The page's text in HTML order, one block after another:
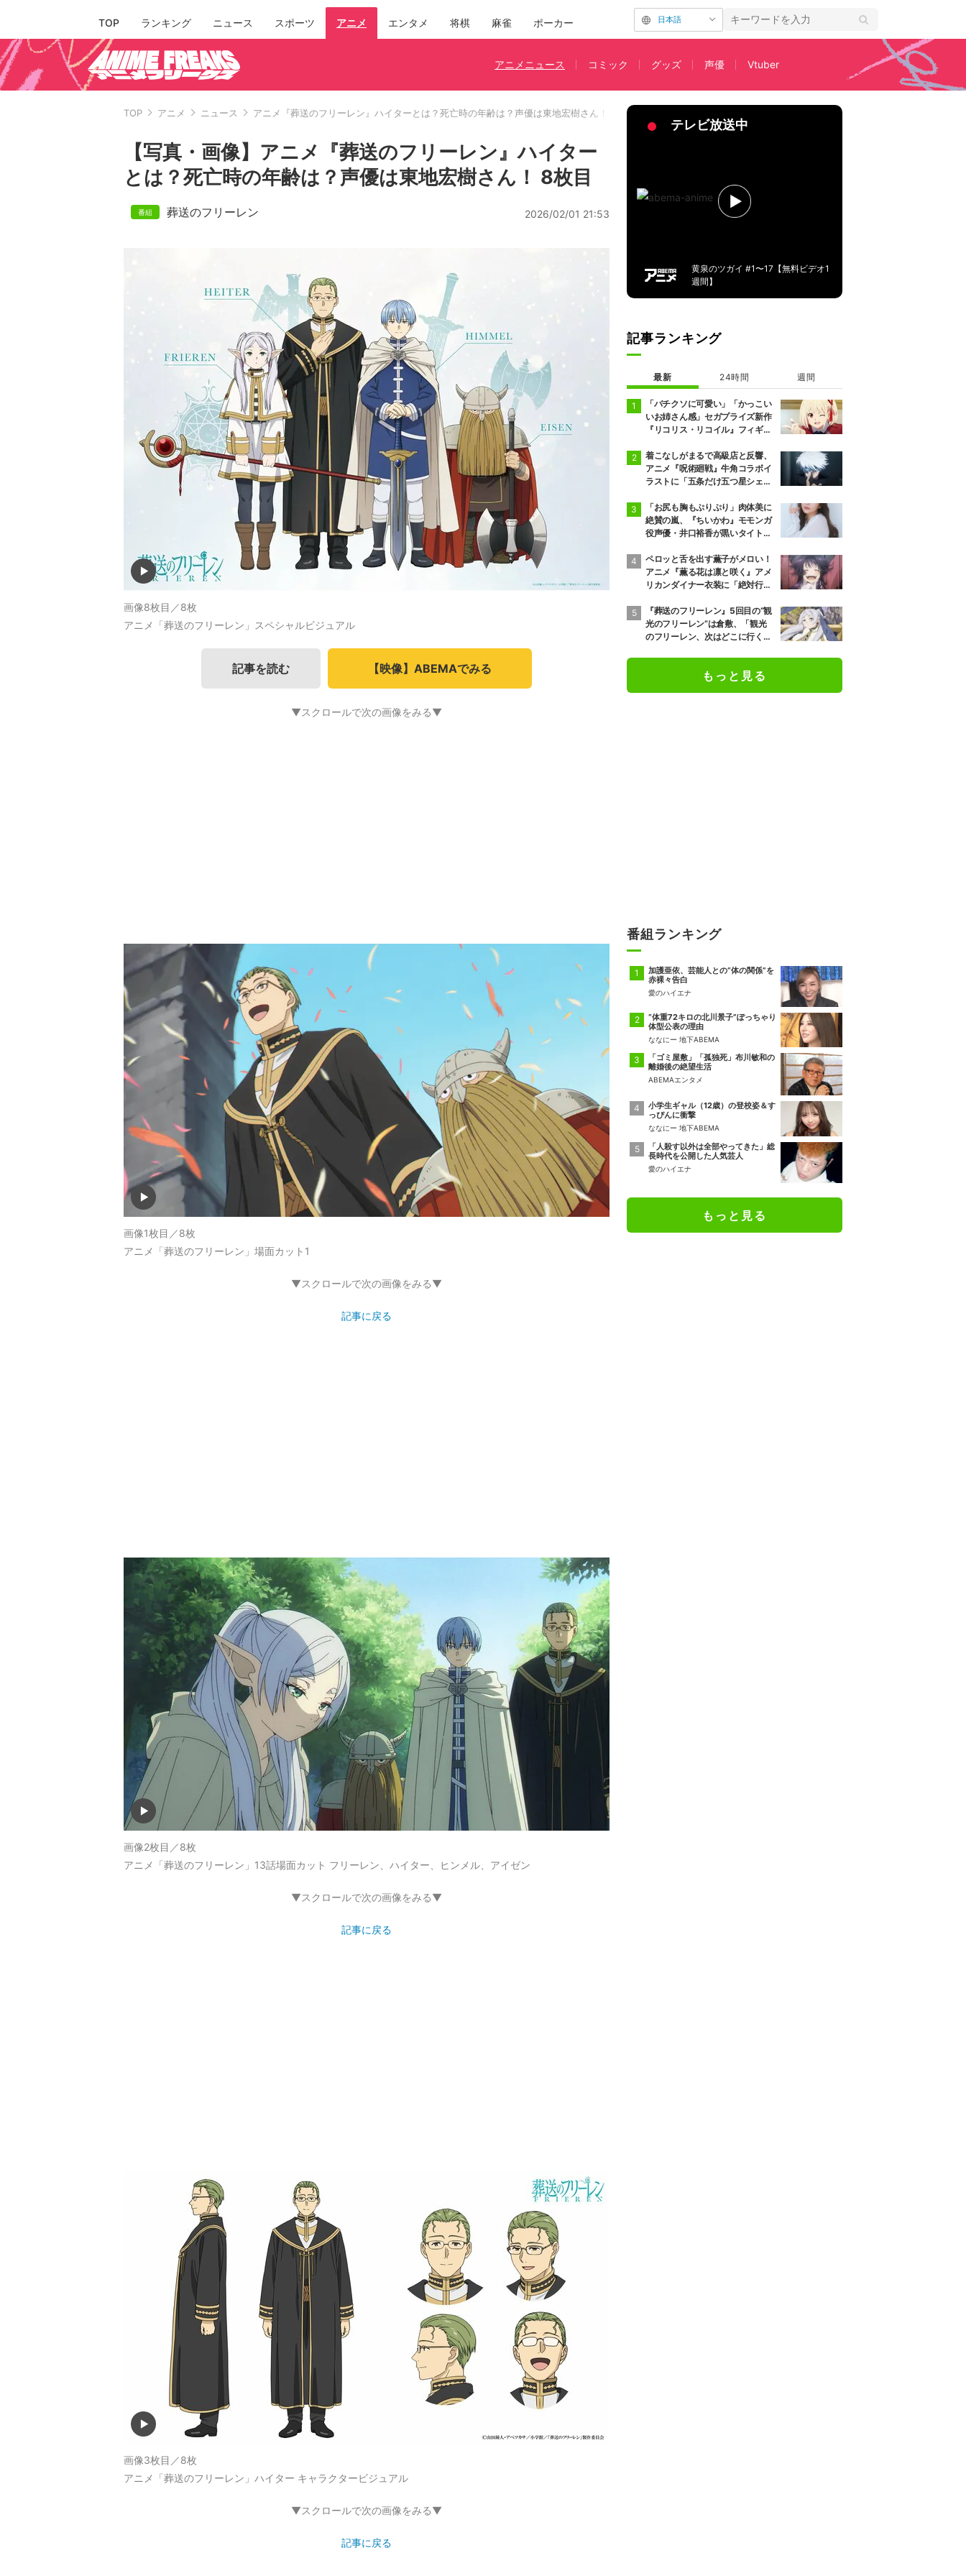
TOP ランキング ニュース スポーツ アニメ エンタメ 将棋 麻雀 ポーカー 日本語
アニメニュース コミック グッズ 声優 Vtuber
TOP アニメ ニュース アニメ『葬送のフリーレン』ハイターとは？死亡時の年齢は？声優は東地宏樹さん！
【写真・画像】アニメ『葬送のフリーレン』ハイター
とは？死亡時の年齢は？声優は東地宏樹さん！ 8枚目
葬送のフリーレン 2026/02/01 21:53
画像8枚目／8枚
アニメ「葬送のフリーレン」スペシャルビジュアル
記事を読む 【映像】ABEMAでみる
▼スクロールで次の画像をみる▼
画像1枚目／8枚
アニメ「葬送のフリーレン」場面カット1
▼スクロールで次の画像をみる▼
記事に戻る
画像2枚目／8枚
アニメ「葬送のフリーレン」13話場面カット フリーレン、ハイター、ヒンメル、アイゼン
▼スクロールで次の画像をみる▼
記事に戻る
画像3枚目／8枚
アニメ「葬送のフリーレン」ハイター キャラクタービジュアル
▼スクロールで次の画像をみる▼
記事に戻る
テレビ放送中
黄泉のツガイ #1〜17【無料ビデオ1
週間】
記事ランキング
最新 24時間 週間
「バチクソに可愛い」「かっこい
いお姉さん感」セガプライズ新作
『リコリス・リコイル』フィギュ
着こなしがまるで高級店と反響、
アニメ『呪術廻戦』牛角コラボイ
ラストに「五条だけ五つ星シェ
「お尻も胸もぷりぷり」肉体美に
絶賛の嵐、『ちいかわ』モモンガ
役声優・井口裕香が黒いタイトウ
ペロッと舌を出す薫子がメロい！
アニメ『薫る花は凛と咲く』アメ
リカンダイナー衣装に「絶対行き
『葬送のフリーレン』5回目の“観
光のフリーレン”は倉敷、「観光
のフリーレン、次はどこに行くの
もっと見る
番組ランキング
加護亜依、芸能人との“体の関係”を
赤裸々告白
愛のハイエナ
“体重72キロの北川景子”ぽっちゃり
体型公表の理由
ななにー 地下ABEMA
「ゴミ屋敷」「孤独死」布川敏和の
離婚後の絶望生活
ABEMAエンタメ
小学生ギャル（12歳）の登校姿＆す
っぴんに衝撃
ななにー 地下ABEMA
「人殺す以外は全部やってきた」総
長時代を公開した人気芸人
愛のハイエナ
もっと見る